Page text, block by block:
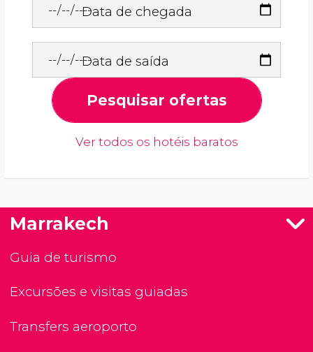
Data de chegada
Data de saída
Pesquisar ofertas
Ver todos os hotéis baratos
Marrakech
Guia de turismo
Excursões e visitas guiadas
Transfers aeroporto